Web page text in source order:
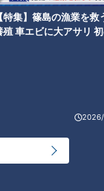
特集】篠島の漁業を救
殖 車エビに大アサリ
くい靴底”のヒント